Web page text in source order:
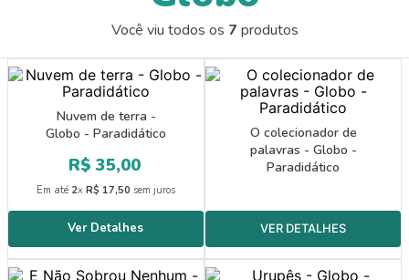
Você viu todos os 7 produtos
Nuvem de terra -
Globo - Paradidático
R$ 35,00
Em até 2x R$ 17,50 sem juros
O colecionador de
palavras - Globo -
Paradidático